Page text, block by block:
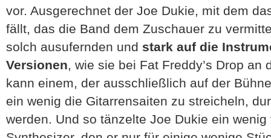
vor. Ausgerechnet der Joe Dukie, mit dem
fällt, das die Band dem Zuschauer zu
solch ausufernden und stark auf die
Versionen, wie sie bei Fat Freddy’s Drop an
kann einem, der ausschließlich auf der
ein wenig die Gitarrensaiten zu streicheln,
werden. Und so tänzelte Joe Dukie ein